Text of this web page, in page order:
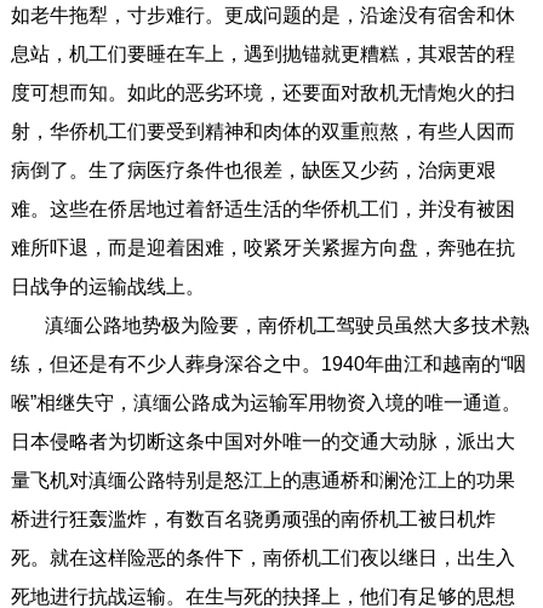
如老牛拖犁，寸步难行。更成问题的是，沿途没有宿舍和休
息站，机工们要睡在车上，遇到抛锚就更糟糕，其艰苦的程
度可想而知。如此的恶劣环境，还要面对敌机无情炮火的扫
射，华侨机工们要受到精神和肉体的双重煎熬，有些人因而
病倒了。生了病医疗条件也很差，缺医又少药，治病更艰
难。这些在侨居地过着舒适生活的华侨机工们，并没有被困
难所吓退，而是迎着困难，咬紧牙关紧握方向盘，奔驰在抗
日战争的运输战线上。
滇缅公路地势极为险要，南侨机工驾驶员虽然大多技术熟
练，但还是有不少人葬身深谷之中。1940年曲江和越南的“咽
喉”相继失守，滇缅公路成为运输军用物资入境的唯一通道。
日本侵略者为切断这条中国对外唯一的交通大动脉，派出大
量飞机对滇缅公路特别是怒江上的惠通桥和澜沧江上的功果
桥进行狂轰滥炸，有数百名骁勇顽强的南侨机工被日机炸
死。就在这样险恶的条件下，南侨机工们夜以继日，出生入
死地进行抗战运输。在生与死的抉择上，他们有足够的思想